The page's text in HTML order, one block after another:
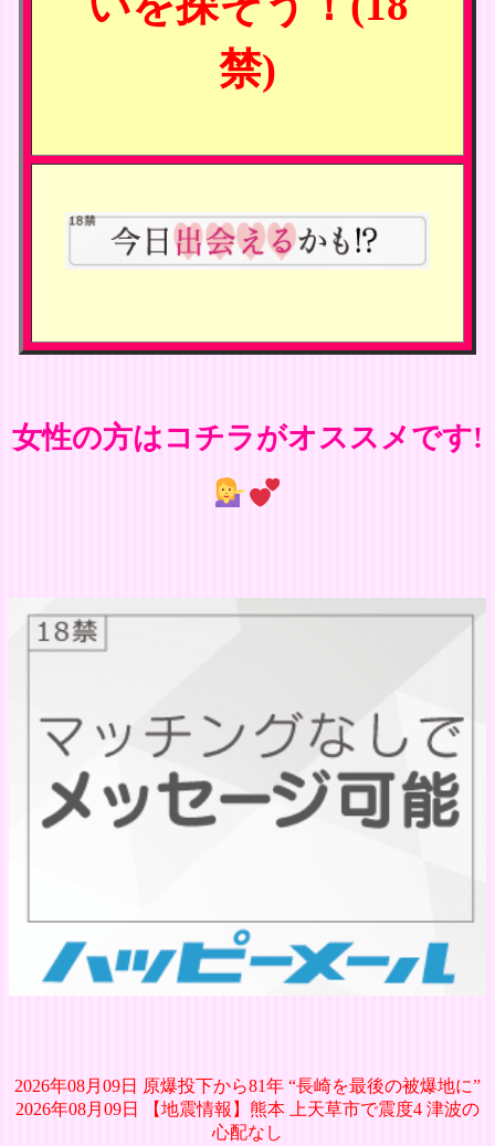
禁)
女性の方はコチラがオススメです!
2026年08月09日 原爆投下から81年 “長崎を最後の被爆地に”
2026年08月09日 【地震情報】熊本 上天草市で震度4 津波の
心配なし